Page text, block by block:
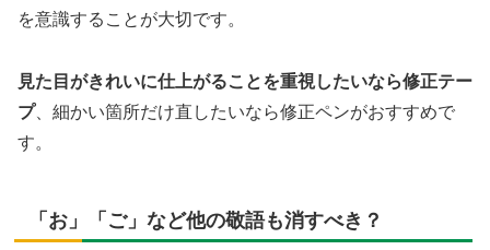
を意識することが大切です。
見た目がきれいに仕上がることを重視したいなら修正テー
プ、細かい箇所だけ直したいなら修正ペンがおすすめで
す。
「お」「ご」など他の敬語も消すべき？